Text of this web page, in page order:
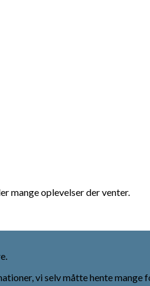
mange oplevelser der venter.
vi selv måtte hente